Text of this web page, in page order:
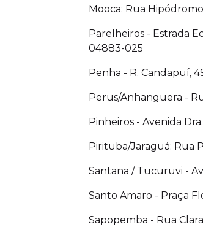
Mooca: Rua
Parelheiros - Estrada
04883-025
Penha - R. Candapuí,
Perus/Anhanguera -
Pinheiros - Avenida
Pirituba/Jaraguá: Rua
Santana / Tucuruvi -
Santo Amaro - Praça
Sapopemba - Rua